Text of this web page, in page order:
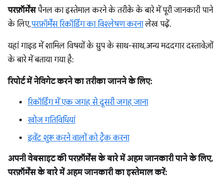
परफ़ॉर्मेंसपैनल का इस्तेमाल करने के तरीके के बारे में पूरी जानकारी पाने
के लिए,परफ़ॉर्मेंस रिकॉर्डिंग का विश्लेषण करनालेख पढ़ें.
यहां गाइड में शामिल विषयों के ग्रुप के साथ-साथ, अन्य मददगार दस्तावेज़ों
के बारे में बताया गया है:
रिपोर्ट में नेविगेट करने का तरीका जानने के लिए:
रिकॉर्डिंग में एक जगह से दूसरी जगह जाना
खोज गतिविधियां
इवेंट शुरू करने वालों को ट्रैक करना
अपनी वेबसाइट की परफ़ॉर्मेंस के बारे में अहम जानकारी पाने के लिए,
परफ़ॉर्मेंस के बारे में अहम जानकारी का इस्तेमाल करें: